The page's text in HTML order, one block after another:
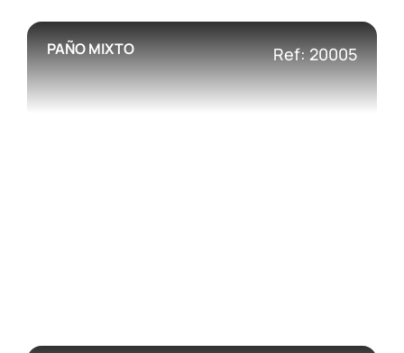
PAÑO MIXTO Ref: 20005